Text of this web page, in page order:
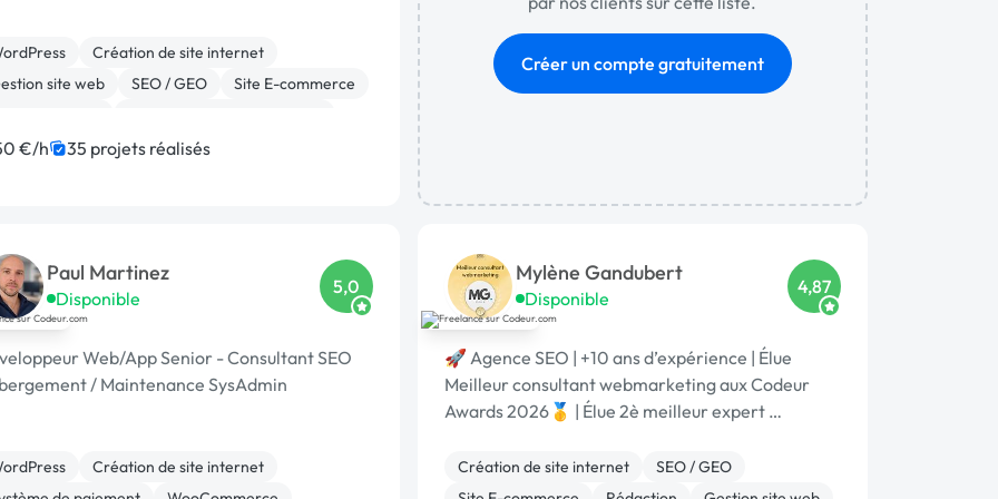
Création de site internet
site web
SEO / GEO
Site E-commerce
utilisateur
Charte graphique
€/h 35 projets réalisés
Créer un compte gratuitement
Paul Martinez
Disponible
5,0
Web/App Senior - Consultant SEO
/ Maintenance SysAdmin
Création de site internet
Mylène Gandubert
Disponible
4,87
🚀 Agence SEO | +10 ans d’expérience | Élue
Meilleur consultant webmarketing aux Codeur
Awards 2026🥇 | Élue 2è meilleur expert …
Création de site internet
SEO / GEO